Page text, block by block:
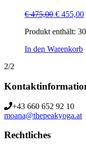
€475,00
war:
€ 455,00
Produkt enthält:
In den Warenkorb
2/2
+43 660 652 92 10
moana@thepeakyoga.at
Rechtliches